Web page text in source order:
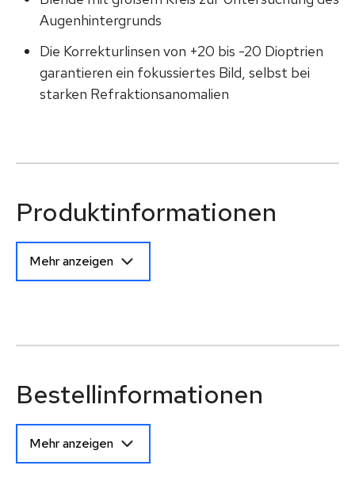
Augenhintergrunds
Die Korrekturlinsen von +20 bis -20 Dioptrien
garantieren ein fokussiertes Bild, selbst bei
starken Refraktionsanomalien
Produktinformationen
Mehr anzeigen
Bestellinformationen
Mehr anzeigen